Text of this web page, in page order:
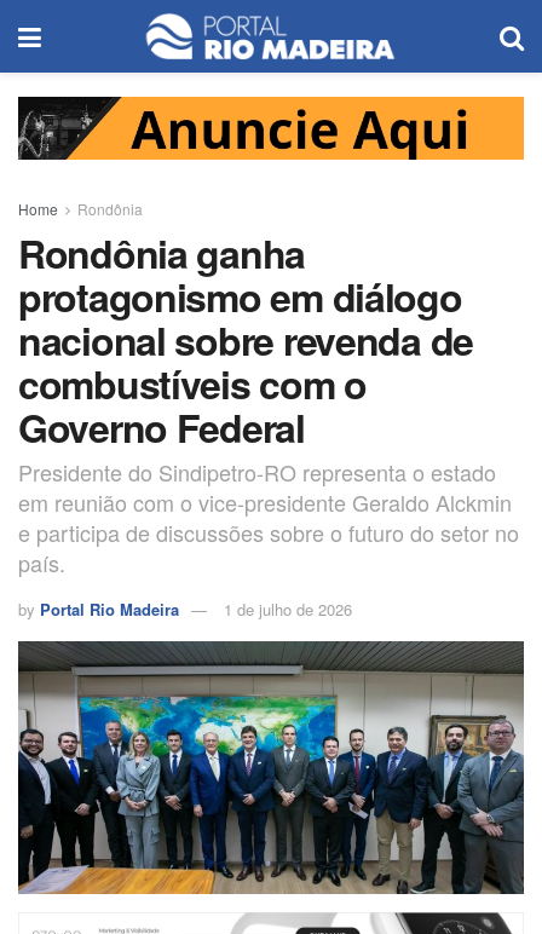
Home Rondônia
Rondônia ganha
protagonismo em diálogo
nacional sobre revenda de
combustíveis com o
Governo Federal
Presidente do Sindipetro-RO representa o estado
em reunião com o vice-presidente Geraldo Alckmin
e participa de discussões sobre o futuro do setor no
país.
by Portal Rio Madeira 1 de julho de 2026